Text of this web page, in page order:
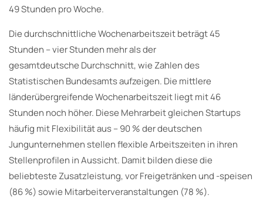
49 Stunden pro Woche.
Die durchschnittliche Wochenarbeitszeit beträgt 45
Stunden – vier Stunden mehr als der
gesamtdeutsche Durchschnitt, wie Zahlen des
Statistischen Bundesamts aufzeigen. Die mittlere
länderübergreifende Wochenarbeitszeit liegt mit 46
Stunden noch höher. Diese Mehrarbeit gleichen Startups
häufig mit Flexibilität aus – 90 % der deutschen
Jungunternehmen stellen flexible Arbeitszeiten in ihren
Stellenprofilen in Aussicht. Damit bilden diese die
beliebteste Zusatzleistung, vor Freigetränken und -speisen
(86 %) sowie Mitarbeiterveranstaltungen (78 %).